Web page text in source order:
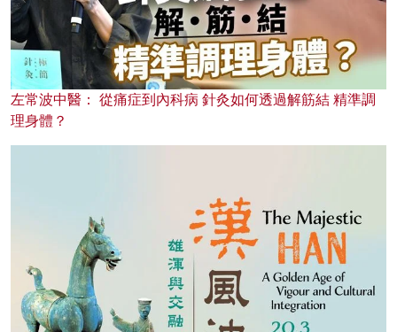
左常波中醫： 從痛症到內科病 針灸如何透過解筋結 精準調
理身體？